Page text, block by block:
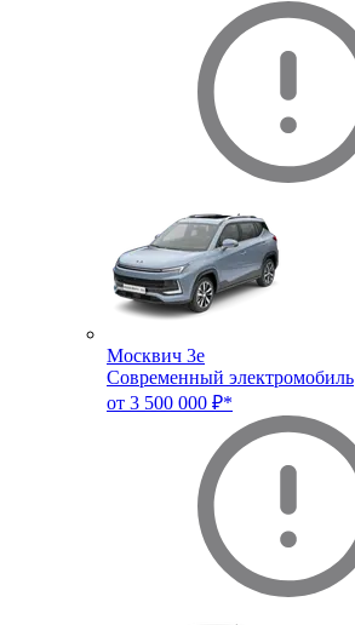
Москвич 3e
Современный электромобиль
от 3 500 000 ₽*